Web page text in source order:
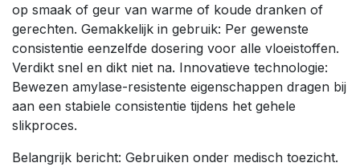
op smaak of geur van warme of koude dranken of
gerechten. Gemakkelijk in gebruik: Per gewenste
consistentie eenzelfde dosering voor alle vloeistoffen.
Verdikt snel en dikt niet na. Innovatieve technologie:
Bewezen amylase-resistente eigenschappen dragen bij
aan een stabiele consistentie tijdens het gehele
slikproces.
Belangrijk bericht: Gebruiken onder medisch toezicht.